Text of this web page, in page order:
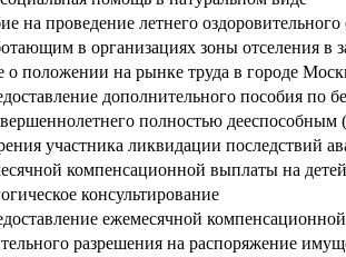
на проведение летнего оздоровительного
в организациях зоны отселения в
положении на рынке труда в городе
дополнительного пособия по
полностью дееспособным
участника ликвидации последствий
компенсационной выплаты на детей
консультирование
ежемесячной
разрешения на распоряжение